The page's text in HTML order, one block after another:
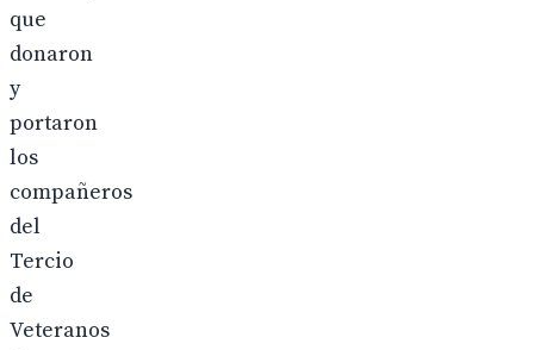
que
donaron
y
portaron
los
compañeros
del
Tercio
de
Veteranos